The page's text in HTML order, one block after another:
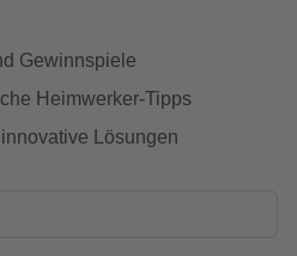
Gewinnspiele
Heimwerker-Tipps
Lösungen